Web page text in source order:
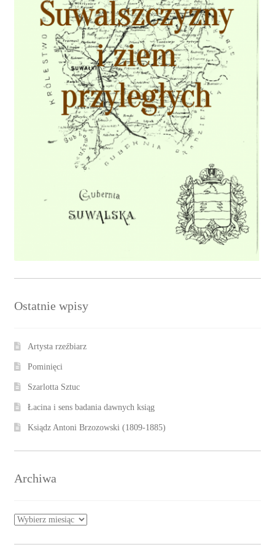
Ostatnie wpisy
Artysta rzeźbiarz
Pominięci
Szarlotta Sztuc
Łacina i sens badania dawnych ksiąg
Ksiądz Antoni Brzozowski (1809-1885)
Archiwa
Archiwa